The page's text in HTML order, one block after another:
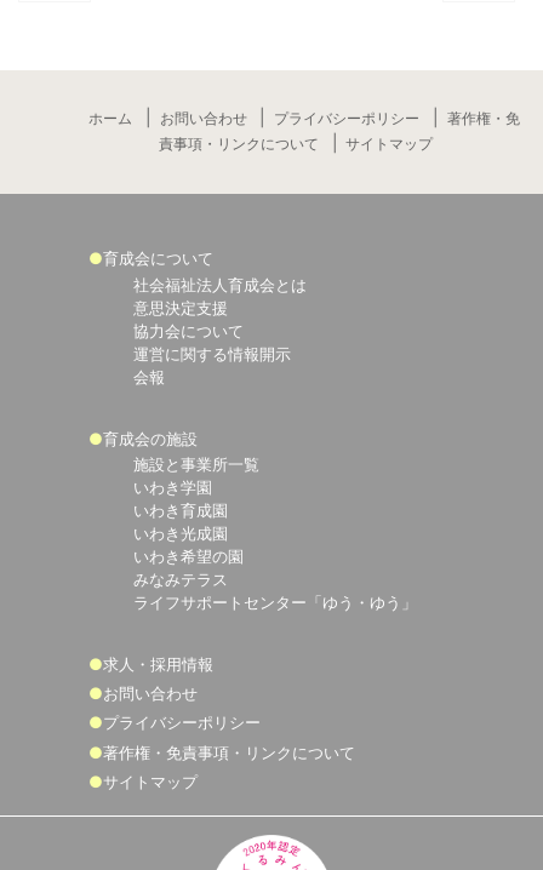
ホーム お問い合わせ プライバシーポリシー
著作権・免
責事項・リンクについて
サイトマップ
育成会について
社会福祉法人育成会とは
意思決定支援
協力会について
運営に関する情報開示
会報
育成会の施設
施設と事業所一覧
いわき学園
いわき育成園
いわき光成園
いわき希望の園
みなみテラス
ライフサポートセンター「ゆう・ゆう」
求人・採用情報
お問い合わせ
プライバシーポリシー
著作権・免責事項・リンクについて
サイトマップ